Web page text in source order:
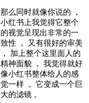
那么同时就像你说的 ，
小红书上我觉得它整个
的视觉呈现出非常的一
致性 ， 又有很好的审美
， 加上整个这里面人的
精神面貌 ， 我觉得就好
像小红书整体给人的感
觉一样 ， 它变成一个巨
大的滤镜 。